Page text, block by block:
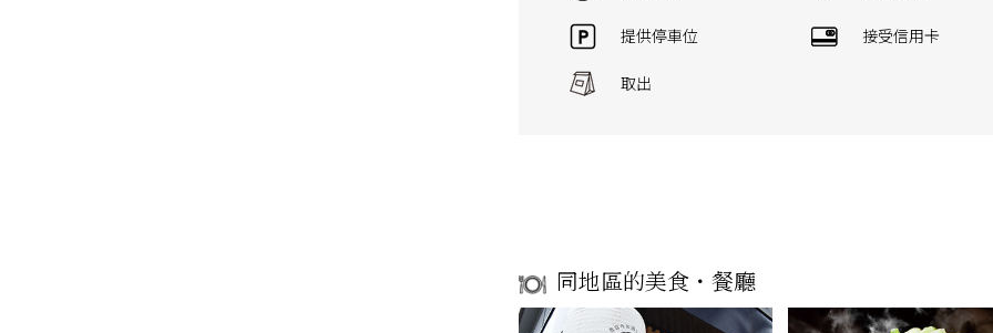
提供停車位 接受信用卡
取出
同地區的美食・餐廳